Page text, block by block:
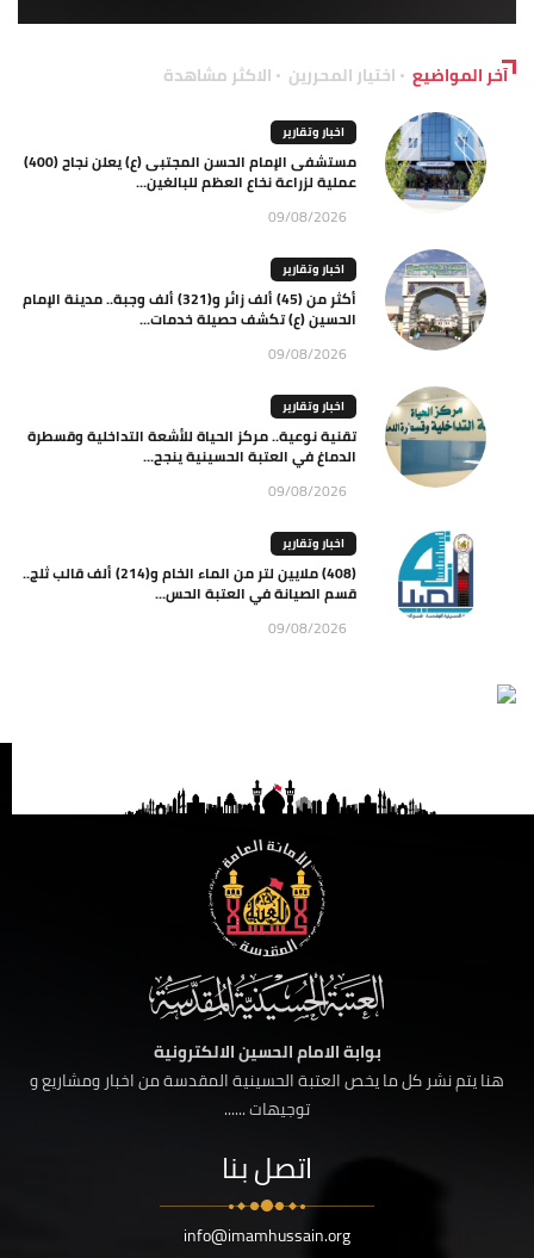
آخر المواضيع اختيار المحررين الاكثر مشاهدة
اخبار وتقارير
مستشفى الإمام الحسن المجتبى (ع) يعلن نجاح (400)
عملية لزراعة نخاع العظم للبالغين...
09/08/2026
اخبار وتقارير
أكثر من (45) ألف زائر و(321) ألف وجبة.. مدينة الإمام
الحسين (ع) تكشف حصيلة خدمات...
09/08/2026
اخبار وتقارير
تقنية نوعية.. مركز الحياة للأشعة التداخلية وقسطرة
الدماغ في العتبة الحسينية ينجح...
09/08/2026
اخبار وتقارير
(408) ملايين لتر من الماء الخام و(214) ألف قالب ثلج..
قسم الصيانة في العتبة الحس...
09/08/2026
بوابة الامام الحسين الالكترونية
هنا يتم نشر كل ما يخص العتبة الحسينية المقدسة من اخبار ومشاريع و
توجيهات ......
اتصل بنا
info@imamhussain.org